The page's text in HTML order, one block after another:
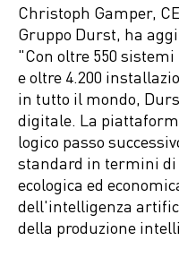
Christoph Gamper,
Gruppo Durst, ha
"Con oltre 550
e oltre 4.200
in tutto il mondo,
digitale. La
logico passo
standard in termini di
ecologica ed
dell'intelligenza
della produzione